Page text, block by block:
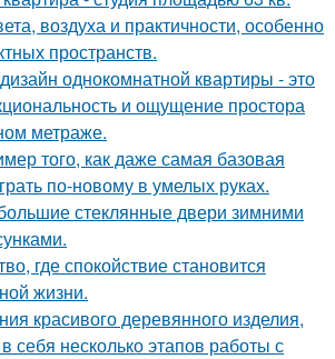
воздуха и практичности, особенно
пространств.
однокомнатной квартиры - это
и ощущение простора
метраже.
того, как даже самая базовая
по-новому в умелых руках.
стеклянные двери зимними
где спокойствие становится
жизни.
красивого деревянного изделия,
себя несколько этапов работы с